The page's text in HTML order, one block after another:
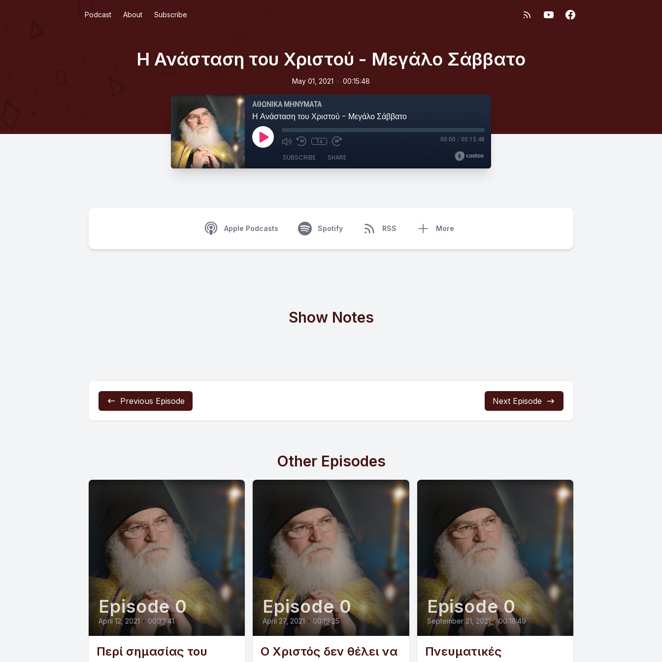
Podcast About Subscribe
Η Ανάσταση του Χριστού - Μεγάλο Σάββατο
May 01, 2021 • 00:15:48
ΑΘΩΝΙΚΑ ΜΗΝΥΜΑΤΑ
Η Ανάσταση του Χριστού - Μεγάλο Σάββατο
1x 00:00 / 00:15:48
SUBSCRIBE SHARE
Apple Podcasts Spotify RSS More
Show Notes
Previous Episode Next Episode
Other Episodes
Episode 0
April 12, 2021 • 00:33:41
Περί σημασίας του
Episode 0
April 27, 2021 • 00:19:25
Ο Χριστός δεν θέλει να
Episode 0
September 21, 2021 • 00:18:49
Πνευματικές